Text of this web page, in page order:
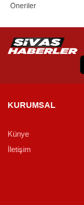
Öneriler
KURUMSAL
Künye
İletişim